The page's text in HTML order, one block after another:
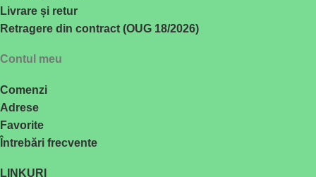
Livrare și retur
Retragere din contract (OUG 18/2026)
Contul meu
Comenzi
Adrese
Favorite
Întrebări frecvente
LINKURI